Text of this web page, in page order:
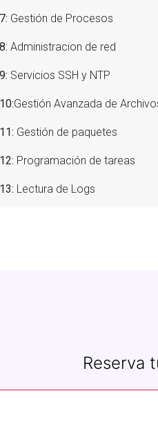
Gestión de Procesos
Administracion de red
Servicios SSH y NTP
Gestión Avanzada de
Gestión de paquetes
Programación de tareas
Lectura de Logs
Reserva